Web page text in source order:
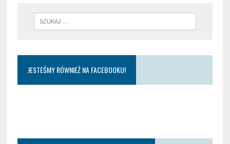
JESTEŚMY RÓWNIEŻ NA FACEBOOKU!